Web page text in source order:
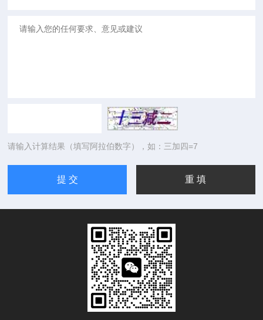
请输入计算结果（填写阿拉伯数字），如：三加四=7